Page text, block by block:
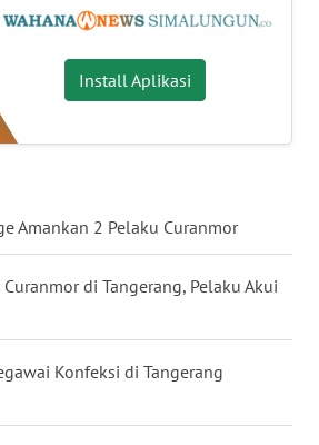
Install Aplikasi
Amankan 2 Pelaku Curanmor
di Tangerang, Pelaku Akui
Konfeksi di Tangerang